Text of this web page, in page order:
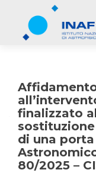
finalizzato
di una
80/2025 –